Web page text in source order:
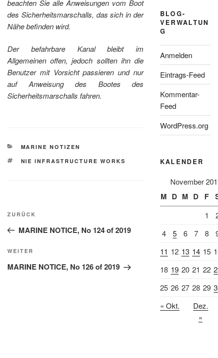
beachten Sie alle Anweisungen vom Boot
des Sicherheitsmarschalls, das sich in der
Nähe befinden wird.
Der befahrbare Kanal bleibt im
Allgemeinen offen, jedoch sollten ihn die
Benutzer mit Vorsicht passieren und nur
auf Anweisung des Bootes des
Sicherheitsmarschalls fahren.
KATEGORIEN
MARINE NOTIZEN
SCHLAGWÖRTER
NIE INFRASTRUCTURE WORKS
Beitragsnavigation
Vorheriger
Beitrag
ZURÜCK
MARINE NOTICE, No 124 of 2019
Nächster
Beitrag
WEITER
MARINE NOTICE, No 126 of 2019
BLOG-
VERWALTUN
G
Anmelden
Eintrags-Feed
Kommentar-
Feed
WordPress.org
KALENDER
November
M D M D F
1
4
5 6 7 8
11 12 13 14 15
18 19 20 21 22
25 26 27 28 29
« Okt.
Dez.
»